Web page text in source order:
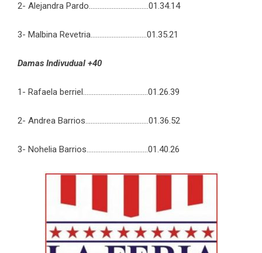
2- Alejandra Pardo…………………………….01.34.14
3- Malbina Revetria…………………………..01.35.21
Damas Indivudual +40
1- Rafaela berriel……………………………….01.26.39
2- Andrea Barrios………………………………01.36.52
3- Nohelia Barrios……………………………..01.40.26